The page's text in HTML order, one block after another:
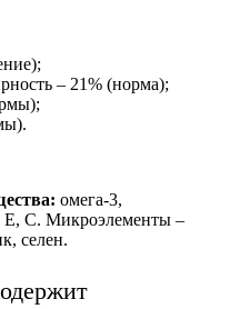
– 21% (норма);
омега-3,
C. Микроэлементы –
селен.